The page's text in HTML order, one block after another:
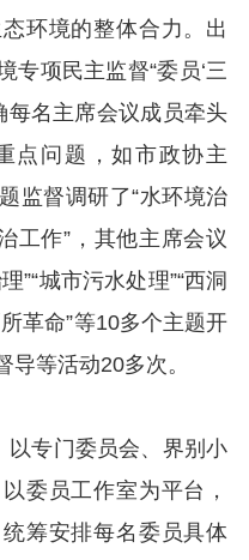
环境的整体合力。出
专项民主监督“委员‘三
每名主席会议成员牵头
点问题，如市政协主
监督调研了“水环境治
工作”，其他主席会议
”“城市污水处理”“西洞
革命”等10多个主题开
导等活动20多次。
以专门委员会、界别小
委员工作室为平台，
筹安排每名委员具体